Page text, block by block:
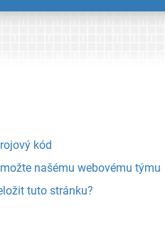
kód
našému webovému týmu
tuto stránku?